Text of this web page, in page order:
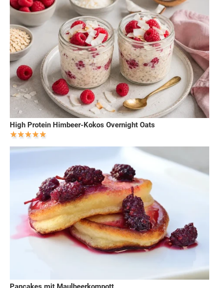
High Protein Himbeer-Kokos Overnight Oats